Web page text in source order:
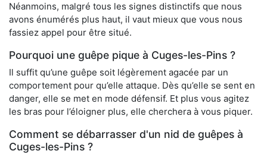
Néanmoins, malgré tous les signes distinctifs que nous
avons énumérés plus haut, il vaut mieux que vous nous
fassiez appel pour être situé.
Pourquoi une guêpe pique à Cuges-les-Pins ?
Il suffit qu’une guêpe soit légèrement agacée par un
comportement pour qu’elle attaque. Dès qu’elle se sent en
danger, elle se met en mode défensif. Et plus vous agitez
les bras pour l’éloigner plus, elle cherchera à vous piquer.
Comment se débarrasser d'un nid de guêpes à
Cuges-les-Pins ?